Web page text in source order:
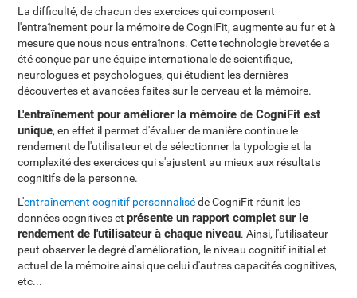
La difficulté, de chacun des exercices qui composent
l'entraînement pour la mémoire de CogniFit, augmente au fur et à
mesure que nous nous entraînons. Cette technologie brevetée a
été conçue par une équipe internationale de scientifique,
neurologues et psychologues, qui étudient les dernières
découvertes et avancées faites sur le cerveau et la mémoire.
L'entraînement pour améliorer la mémoire de CogniFit est
unique, en effet il permet d'évaluer de manière continue le
rendement de l'utilisateur et de sélectionner la typologie et la
complexité des exercices qui s'ajustent au mieux aux résultats
cognitifs de la personne.
L'entraînement cognitif personnaliséde CogniFit réunit les
données cognitives etprésente un rapport complet sur le
rendement de l'utilisateur à chaque niveau. Ainsi, l'utilisateur
peut observer le degré d'amélioration, le niveau cognitif initial et
actuel de la mémoire ainsi que celui d'autres capacités cognitives,
etc...